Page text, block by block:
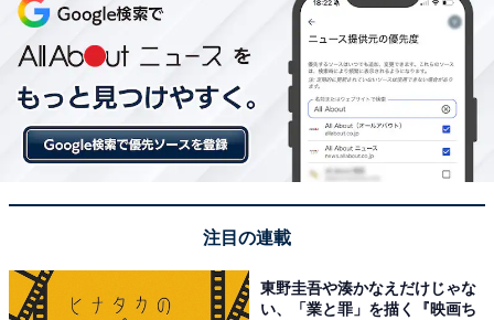
注目の連載
東野圭吾や湊かなえだけじゃな
い、「業と罪」を描く『映画ち